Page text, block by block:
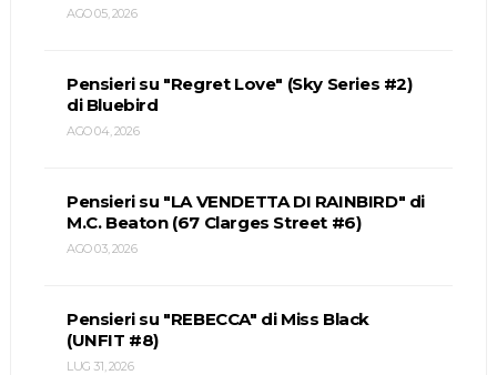
AGO 05, 2026
Pensieri su "Regret Love" (Sky Series #2)
di Bluebird
AGO 04, 2026
Pensieri su "LA VENDETTA DI RAINBIRD" di
M.C. Beaton (67 Clarges Street #6)
AGO 03, 2026
Pensieri su "REBECCA" di Miss Black
(UNFIT #8)
LUG 31, 2026